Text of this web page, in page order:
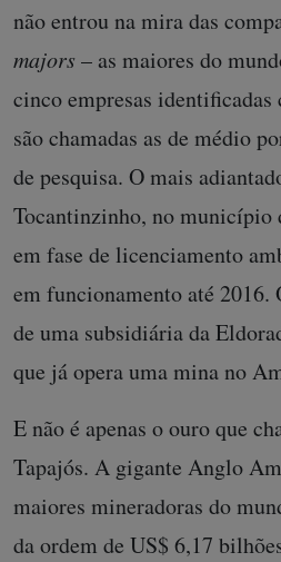
não entrou na mira das
majors– as maiores do
cinco empresas identificadas
são chamadas as de médio
de pesquisa. O mais
Tocantinzinho, no município
em fase de licenciamento
em funcionamento até 2016.
de uma subsidiária da
que já opera uma mina no
E não é apenas o ouro que
Tapajós. A gigante Anglo
maiores mineradoras do
da ordem de US$ 6,17